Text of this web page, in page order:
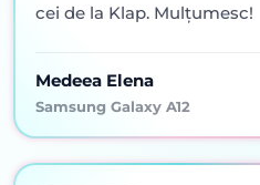
cei de la Klap. Mulţumesc!
Medeea Elena
Samsung Galaxy A12